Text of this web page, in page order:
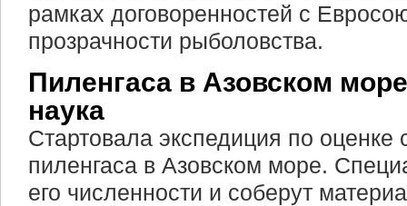
рамках договоренностей с
прозрачности рыболовства.
Пиленгаса в Азовском
наука
Стартовала экспедиция по оценке
пиленгаса в Азовском море.
его численности и соберут